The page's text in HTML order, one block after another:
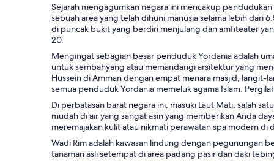
Sejarah mengagumkan negara ini mencakup
sebuah area yang telah dihuni manusia selama lebih
di puncak bukit yang berdiri menjulang dan amfiteater
20.
Mengingat sebagian besar penduduk Yordania adalah
untuk sembahyang atau memandangi arsitektur yang
Hussein di Amman dengan empat menara masjid,
semua penduduk Yordania memeluk agama Islam.
Di perbatasan barat negara ini, masuki Laut Mati, salah
mudah di air yang sangat asin yang memberikan Anda
meremajakan kulit atau nikmati perawatan spa modern di
Wadi Rim adalah kawasan lindung dengan pegunungan
tanaman asli setempat di area padang pasir dan daki